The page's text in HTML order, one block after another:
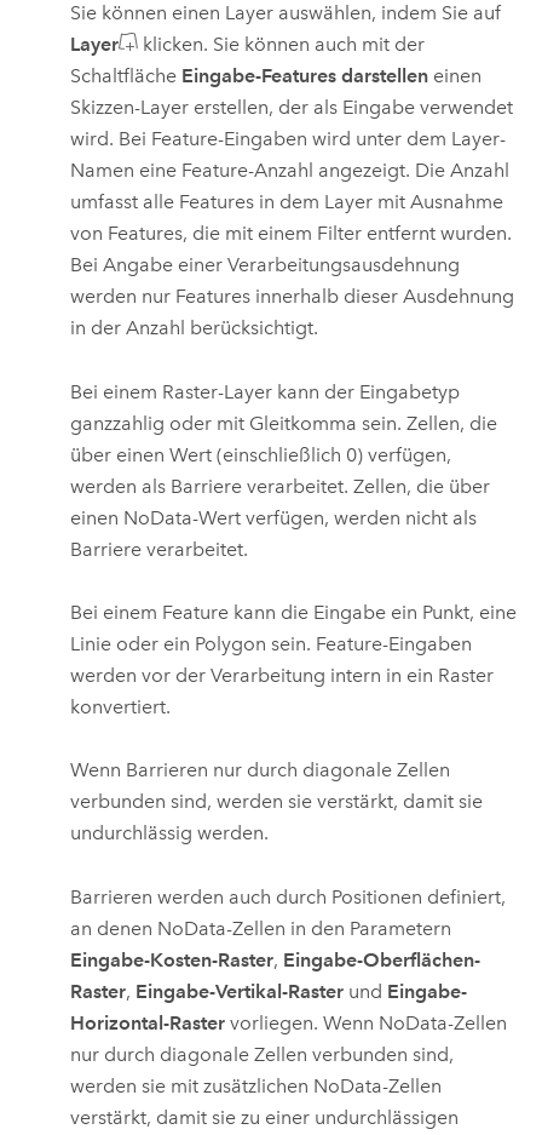
Sie können einen Layer auswählen, indem Sie auf
Layer
klicken. Sie können auch mit der
Schaltfläche Eingabe-Features darstellen einen
Skizzen-Layer erstellen, der als Eingabe verwendet
wird. Bei Feature-Eingaben wird unter dem Layer-
Namen eine Feature-Anzahl angezeigt. Die Anzahl
umfasst alle Features in dem Layer mit Ausnahme
von Features, die mit einem Filter entfernt wurden.
Bei Angabe einer Verarbeitungsausdehnung
werden nur Features innerhalb dieser Ausdehnung
in der Anzahl berücksichtigt.
Bei einem Raster-Layer kann der Eingabetyp
ganzzahlig oder mit Gleitkomma sein. Zellen, die
über einen Wert (einschließlich 0) verfügen,
werden als Barriere verarbeitet. Zellen, die über
einen NoData-Wert verfügen, werden nicht als
Barriere verarbeitet.
Bei einem Feature kann die Eingabe ein Punkt, eine
Linie oder ein Polygon sein. Feature-Eingaben
werden vor der Verarbeitung intern in ein Raster
konvertiert.
Wenn Barrieren nur durch diagonale Zellen
verbunden sind, werden sie verstärkt, damit sie
undurchlässig werden.
Barrieren werden auch durch Positionen definiert,
an denen NoData-Zellen in den Parametern
Eingabe-Kosten-Raster, Eingabe-Oberflächen-
Raster, Eingabe-Vertikal-Raster und Eingabe-
Horizontal-Raster vorliegen. Wenn NoData-Zellen
nur durch diagonale Zellen verbunden sind,
werden sie mit zusätzlichen NoData-Zellen
verstärkt, damit sie zu einer undurchlässigen